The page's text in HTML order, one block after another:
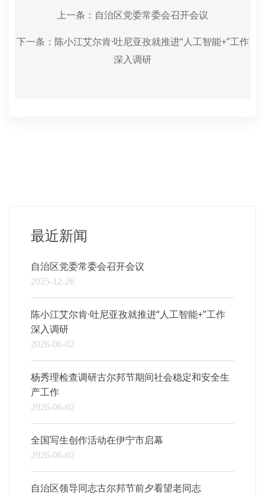
上一条： 自治区党委常委会召开会议
下一条： 陈小江艾尔肯·吐尼亚孜就推进“人工智能+”工作
深入调研
最近新闻
自治区党委常委会召开会议
2025-12-26
陈小江艾尔肯·吐尼亚孜就推进“人工智能+”工作
深入调研
2026-06-02
杨秀理检查调研古尔邦节期间社会稳定和安全生
产工作
2026-06-02
全国写生创作活动在伊宁市启幕
2026-06-02
自治区领导同志古尔邦节前夕看望老同志